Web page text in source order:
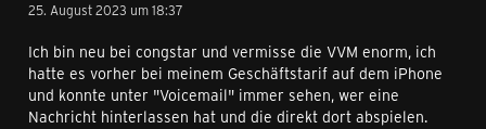
25. August 2023 um 18:37
Ich bin neu bei congstar und vermisse die VVM enorm, ich
hatte es vorher bei meinem Geschäftstarif auf dem iPhone
und konnte unter "Voicemail" immer sehen, wer eine
Nachricht hinterlassen hat und die direkt dort abspielen.